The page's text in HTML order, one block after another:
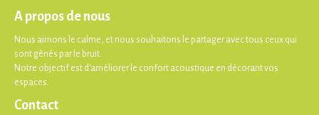
A propos de nous
Nous aimons le calme, et nous souhaitons le partager avec tous ceux qui
sont gênés par le bruit.
Notre objectif est d'améliorer le confort acoustique en décorant vos
espaces.
Contact